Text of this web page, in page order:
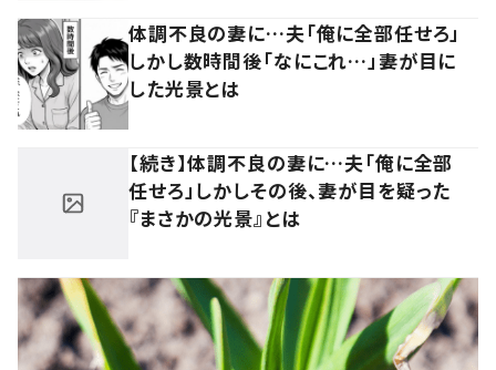
体調不良の妻に…夫「俺に全部任せろ」
しかし数時間後「なにこれ…」妻が目に
した光景とは
【続き】体調不良の妻に…夫「俺に全部
任せろ」しかしその後、妻が目を疑った
『まさかの光景』とは